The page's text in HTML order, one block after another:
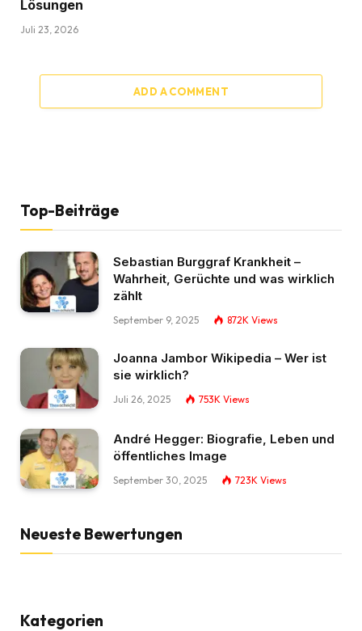
Lösungen
Juli 23, 2026
ADD A COMMENT
Top-Beiträge
Sebastian Burggraf Krankheit –
Wahrheit, Gerüchte und was wirklich
zählt
September 9, 2025 872K Views
Joanna Jambor Wikipedia – Wer ist
sie wirklich?
Juli 26, 2025 753K Views
André Hegger: Biografie, Leben und
öffentliches Image
September 30, 2025 723K Views
Neueste Bewertungen
Kategorien